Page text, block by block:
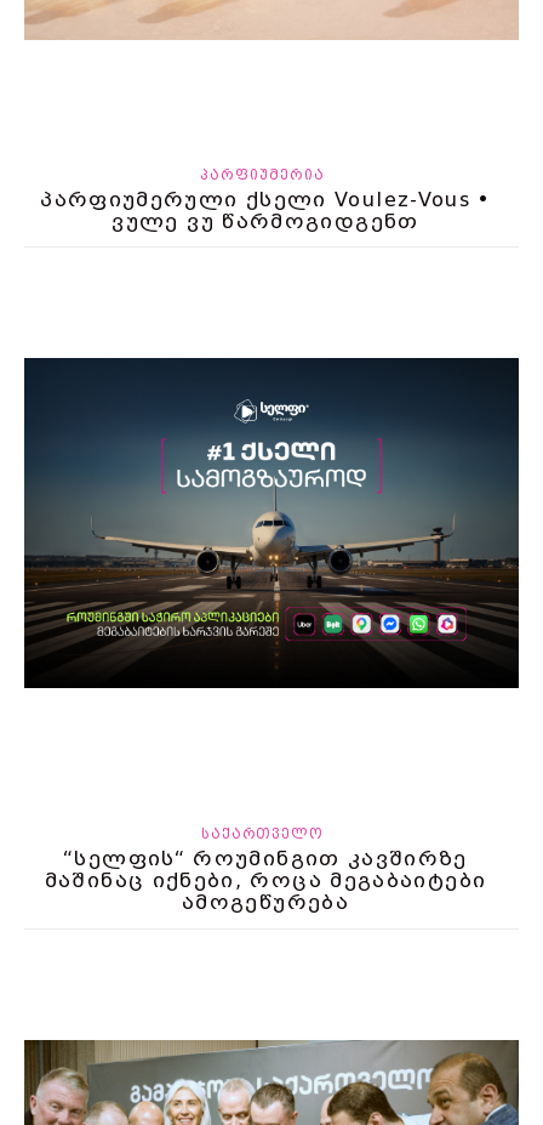
ᲞᲐᲠᲤᲘᲣᲛᲔᲠᲘᲐ
პარფიუმერული ქსელი Voulez-Vous •
ვულე ვუ წარმოგიდგენთ
ᲡᲐᲥᲐᲠᲗᲕᲔᲚᲝ
“სელფის“ როუმინგით კავშირზე
მაშინაც იქნები, როცა მეგაბაიტები
ამოგეწურება